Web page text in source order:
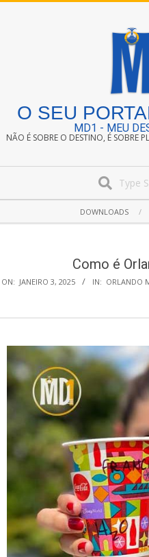
O SEU
MD1 - MEU
NÃO É SOBRE O DESTINO, É SOBRE
Navigation
DOWNLOADS
Como é
ON: JANEIRO 3, 2025 IN: ORLANDO